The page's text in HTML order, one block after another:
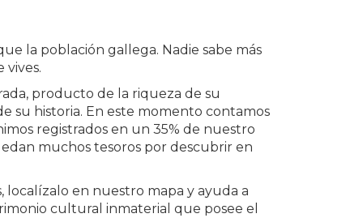
la población gallega. Nadie sabe más
producto de la riqueza de su
su historia. En este momento contamos
registrados en un 35% de nuestro
muchos tesoros por descubrir en
localízalo en nuestro mapa y ayuda a
cultural inmaterial que posee el